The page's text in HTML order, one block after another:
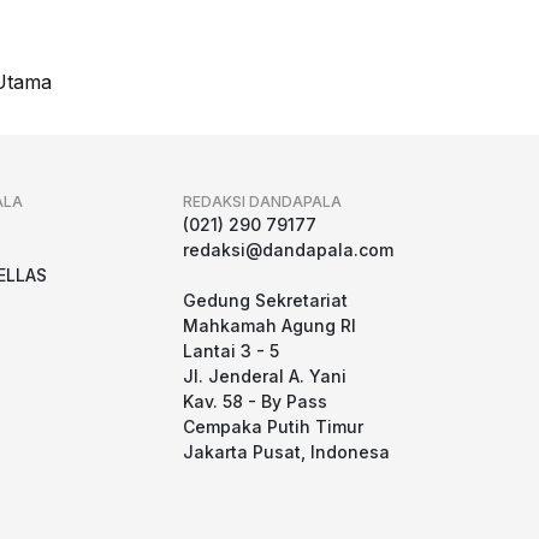
REDAKSI DANDAPALA
(021) 290 79177
redaksi@dandapala.com
Gedung Sekretariat
Mahkamah Agung RI
Lantai 3 - 5
Jl. Jenderal A. Yani
Kav. 58 - By Pass
Cempaka Putih Timur
Jakarta Pusat, Indonesa